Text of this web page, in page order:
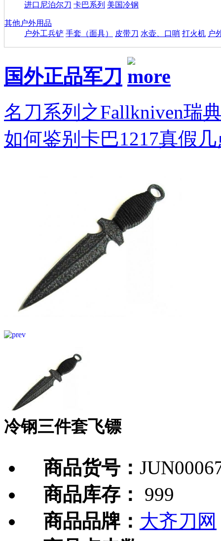
进口尼泊尔刀 卡巴系列 美国冷钢
其他户外用品
户外工兵铲 手套（面具） 皮带刀 水壶、口哨 打火机 户
国外正品军刀
名刀系列之Fallkniven瑞
如何鉴别卡巴1217真假
冷钢三件套飞镖
商品货号：
商品库存：
999
商品品牌： 大齐刀网